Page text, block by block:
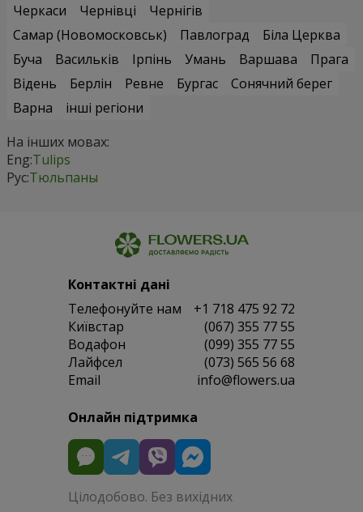
Черкаси
Чернівці
Чернігів
Самар (Новомосковськ)
Павлоград
Біла Церква
Буча
Васильків Ірпінь Умань Варшава
Прага
Відень
Берлін Ревне Бургас
Сонячний берег
Варна
інші регіони
На інших мовах:
Eng:Tulips
Рус:Тюльпаны
Контактні дані
Телефонуйте нам
+1 718 475 92 72
Київстар
(067) 355 77 55
Водафон
(099) 355 77 55
Лайфсел
(073) 565 56 68
Email
info@flowers.ua
Онлайн підтримка
Цілодобово. Без вихідних